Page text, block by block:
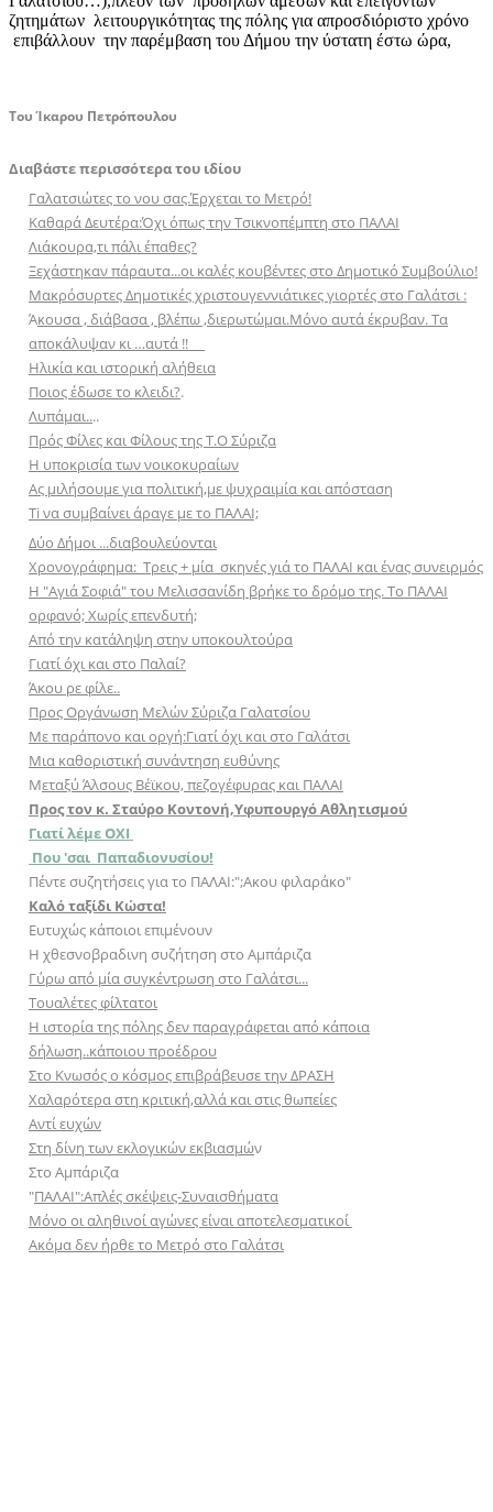
ζητημάτων λειτουργικότητας της πόλης για απροσδιόριστο χρόνο
επιβάλλουν την παρέμβαση του Δήμου την ύστατη έστω ώρα,
Του Ίκαρου Πετρόπουλου
Διαβάστε περισσότερα του ιδίου
Γαλατσιώτες το νου σας.Έρχεται το Μετρό!
Καθαρά Δευτέρα:Όχι όπως την Τσικνοπέμπτη στο ΠΑΛΑΙ
Λιάκουρα,τι πάλι έπαθες?
Ξεχάστηκαν πάραυτα...οι καλές κουβέντες στο Δημοτικό Συμβούλιο!
Μακρόσυρτες Δημοτικές χριστουγεννιάτικες γιορτές στο Γαλάτσι :
Άκουσα , διάβασα , βλέπω ,διερωτώμαι.Μόνο αυτά έκρυβαν. Τα
αποκάλυψαν κι …αυτά !!
Ηλικία και ιστορική αλήθεια
Ποιος έδωσε το κλειδι?.
Λυπάμαι....
Πρός Φίλες και Φίλους της Τ.Ο Σύριζα
Η υποκρισία των νοικοκυραίων
Aς μιλήσουμε για πολιτική,με ψυχραιμία και απόσταση
Ti να συμβαίνει άραγε με το ΠΑΛΑΙ;
Δύο Δήμοι ...διαβουλεύονται
Χρονογράφημα: Τρεις + μία σκηνές γιά το ΠΑΛΑΙ και ένας συνειρμός
Η "Αγιά Σοφιά" του Μελισσανίδη βρήκε το δρόμο της. Το ΠΑΛΑΙ
ορφανό; Χωρίς επενδυτή;
Aπό την κατάληψη στην υποκουλτούρα
Γιατί όχι και στο Παλαί?
Άκου ρε φίλε..
Προς Οργάνωση Μελών Σύριζα Γαλατσίου
Με παράπονο και οργή:Γιατί όχι και στο Γαλάτσι
Μια καθοριστική συνάντηση ευθύνης
Μεταξύ Άλσους Βέϊκου, πεζογέφυρας και ΠΑΛΑΙ
Προς τον κ. Σταύρο Κοντονή,Υφυπουργό Αθλητισμού
Γιατί λέμε ΟΧΙ
Που 'σαι Παπαδιονυσίου!
Πέντε συζητήσεις για το ΠΑΛΑΙ:";Aκου φιλαράκο"
Καλό ταξίδι Κώστα!
Ευτυχώς κάποιοι επιμένουν
Η χθεσνοβραδινη συζήτηση στο Αμπάριζα
Γύρω από μία συγκέντρωση στο Γαλάτσι...
Τουαλέτες φίλτατοι
Η ιστορία της πόλης δεν παραγράφεται από κάποια
δήλωση..κάποιου προέδρου
Στο Κνωσός ο κόσμος επιβράβευσε την ΔΡΑΣΗ
Χαλαρότερα στη κριτική,αλλά και στις θωπείες
Αντί ευχών
Στη δίνη των εκλογικών εκβιασμών
Στο Αμπάριζα
"ΠΑΛΑΙ":Απλές σκέψεις-Συναισθήματα
Μόνο οι αληθινοί αγώνες είναι αποτελεσματικοί
Ακόμα δεν ήρθε το Μετρό στο Γαλάτσι